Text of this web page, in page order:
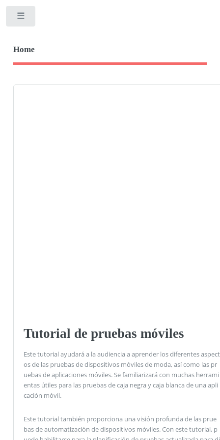
Home
Tutorial de pruebas móviles
Este tutorial ayudará a la audiencia a aprender los diferentes aspect
os de las pruebas de dispositivos móviles de moda, así como las pr
uebas de aplicaciones móviles. Se familiarizará con muchas herrami
entas útiles para las pruebas de caja negra y caja blanca de una apli
cación móvil.
Este tutorial también proporciona una visión profunda de las prue
bas de automatización de dispositivos móviles. Con este tutorial, p